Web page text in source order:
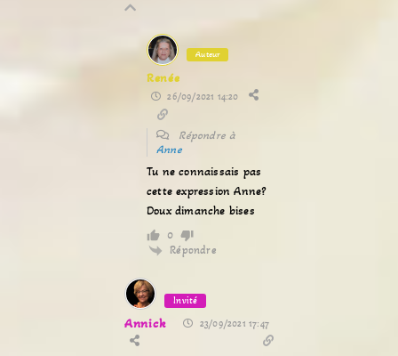
Auteur
Renée
26/09/2021 14:20
Répondre à
Anne
Tu ne connaissais pas
cette expression Anne?
Doux dimanche bises
0
Répondre
Invité
Annick 23/09/2021 17:47